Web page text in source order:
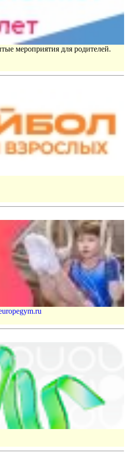
мероприятия для родителей.